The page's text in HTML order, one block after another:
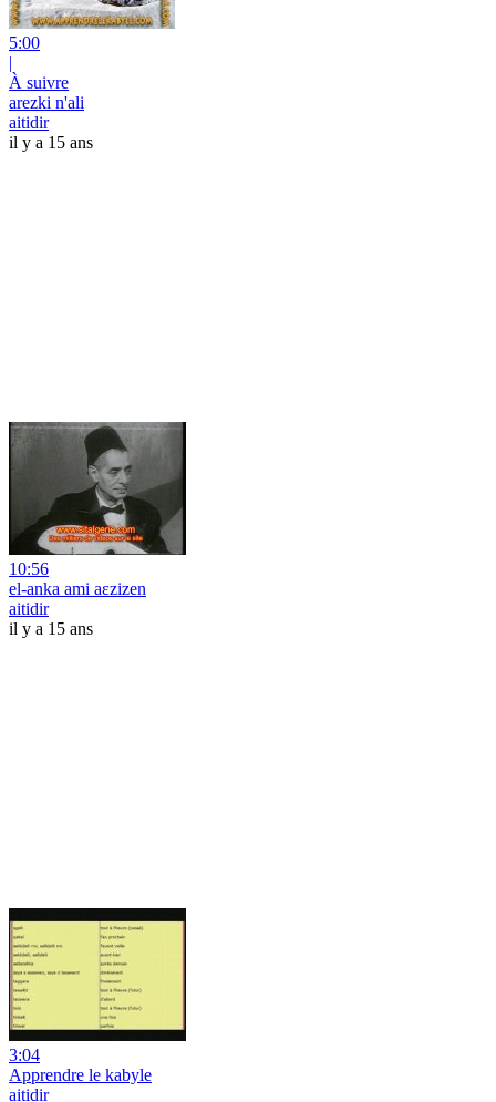
5:00
|
À suivre
arezki n'ali
aitidir
il y a 15 ans
10:56
el-anka ami aεzizen
aitidir
il y a 15 ans
3:04
Apprendre le kabyle
aitidir